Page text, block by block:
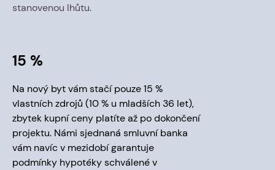
stanovenou lhůtu.
15 %
Na nový byt vám stačí pouze 15 %
vlastních zdrojů (10 % u mladších 36 let),
zbytek kupní ceny platíte až po dokončení
projektu. Námi sjednaná smluvní banka
vám navíc v mezidobí garantuje
podmínky hypotéky schválené v